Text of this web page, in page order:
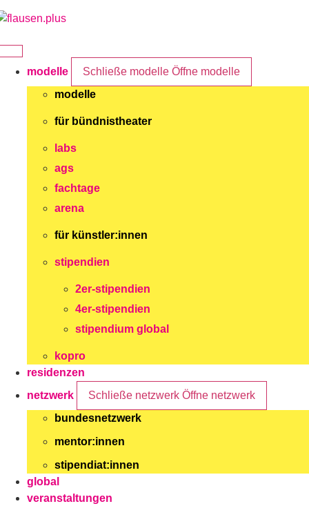
Zum
modelle
Schließe modelle Öffne modelle
modelle
für bündnistheater
labs
ags
fachtage
arena
für künstler:innen
stipendien
2er-stipendien
4er-stipendien
stipendium global
kopro
residenzen
netzwerk
Schließe netzwerk Öffne netzwerk
bundesnetzwerk
mentor:innen
stipendiat:innen
global
veranstaltungen